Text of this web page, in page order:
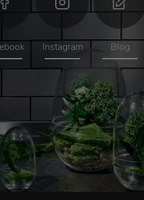
Instagram Blog